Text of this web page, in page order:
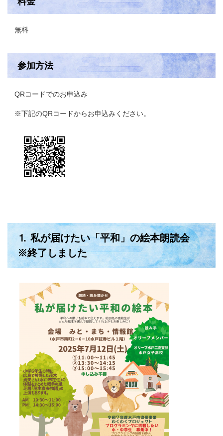
無料
参加方法
QRコードでのお申込み
※下記のQRコードからお申込みください。
⒈ 私が届けたい「平和」の絵本朗読会
※終了しました